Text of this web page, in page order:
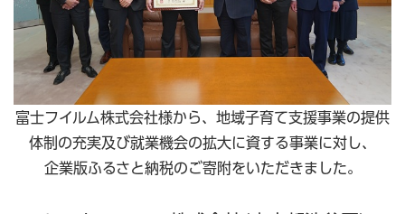
富士フイルム株式会社様から、地域子育て支援事業の提供
体制の充実及び就業機会の拡大に資する事業に対し、
企業版ふるさと納税のご寄附をいただきました。